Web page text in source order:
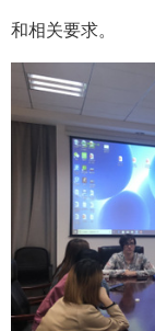
和相关要求。